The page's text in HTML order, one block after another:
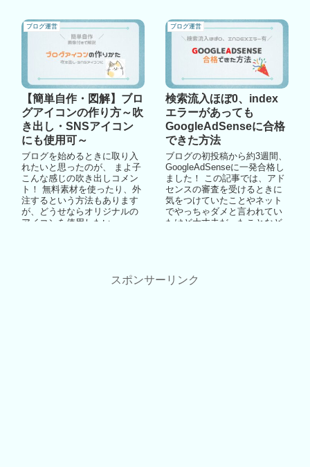
ブログ運営
【簡単自作・図解】ブロ
グアイコンの作り方～吹
き出し・SNSアイコン
にも使用可～
ブログを始めるときに取り入
れたいと思ったのが、 まよ子
こんな感じの吹き出しコメン
ト！ 無料素材を使ったり、外
注するという方法もあります
が、どうせならオリジナルの
アイコンを使用したい。 ...
ブログ運営
検索流入ほぼ0、index
エラーがあっても
GoogleAdSenseに合格
できた方法
ブログの初投稿から約3週間、
GoogleAdSenseに一発合格し
ました！ この記事では、アド
センスの審査を受けるときに
気をつけていたことやネット
でやっちゃダメと言われてい
たけど大丈夫だったことなど
スポンサーリンク